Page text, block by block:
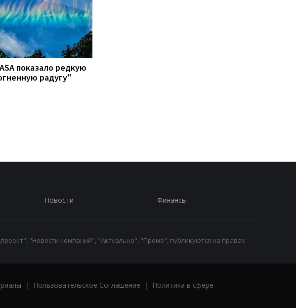
показало редкую
радугу"
Новости Финансы
"Новости компаний", "Актуально", "Промо", публикуются на правах
| Пользовательское Соглашение |
Политика в сфере